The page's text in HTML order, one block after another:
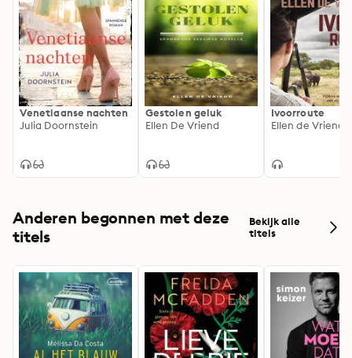
Venetiaanse nachten
Julia Doornstein
Gestolen geluk
Ellen De Vriend
Ivoorroute
Ellen de Vriend
Anderen begonnen met deze
titels
Bekijk alle
titels